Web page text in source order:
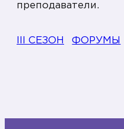
преподаватели.
III СЕЗОН ФОРУМЫ